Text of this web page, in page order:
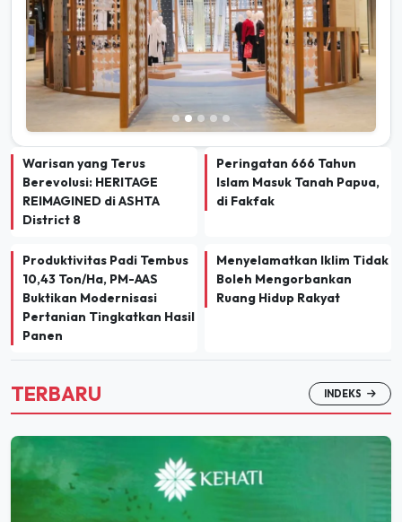
Warisan yang Terus
Berevolusi: HERITAGE
REIMAGINED di ASHTA
District 8
Peringatan 666 Tahun
Islam Masuk Tanah Papua,
di Fakfak
Produktivitas Padi Tembus
10,43 Ton/Ha, PM-AAS
Buktikan Modernisasi
Pertanian Tingkatkan Hasil
Panen
Menyelamatkan Iklim Tidak
Boleh Mengorbankan
Ruang Hidup Rakyat
TERBARU INDEKS